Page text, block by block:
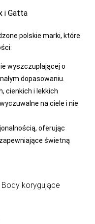
i Gatta
polskie marki, które
wyszczuplającej o
dopasowaniu.
cienkich i lekkich
na ciele i nie
oferując
świetną
korygujące